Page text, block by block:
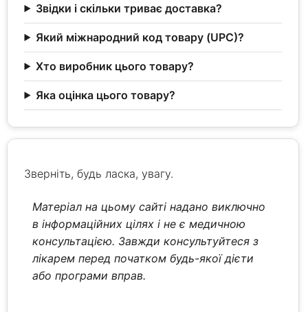
Звідки і скільки триває доставка?
Який міжнародний код товару (UPC)?
Хто виробник цього товару?
Яка оцінка цього товару?
Зверніть, будь ласка, увагу.
Матеріал на цьому сайті надано виключно
в інформаційних цілях і не є медичною
консультацією. Завжди консультуйтеся з
лікарем перед початком будь-якої дієти
або програми вправ.